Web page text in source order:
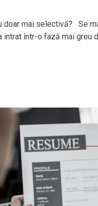
doar mai selectivă? Se
într-o fază mai greu